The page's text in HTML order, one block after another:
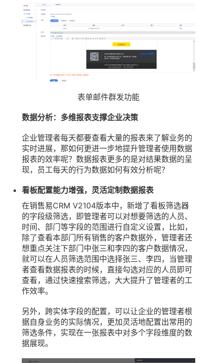
表单邮件群发功能
数据分析：多维报表支撑企业决策
企业管理者每天都要查看大量的报表来了解业务的
实时进展，那如何更进一步地提升管理者使用数据
报表的效率呢？数据报表更多的是对结果数据的呈
现，员工每天的行为数据如何有效分析呢？
看板配置能力增强，灵活定制数据报表
在销售易CRM V2104版本中，新增了看板筛选器
的字段级筛选，即管理者可以对想要筛选的人员、
时间、部门等字段的范围进行自定义设置，比如，
除了查看本部门所有销售的客户数据外，管理者还
想重点关注下部门中张三和李四的客户数据情况，
就可以在人员筛选范围中选择张三、李四，当管理
者查看数据报表的时候，直接勾选对应的人员即可
查看，通过快速搜索筛选，大大提升了管理者的工
作效率。
另外，跨实体字段的配置，可以让企业的管理者根
据自身业务的实际情况，更加灵活地配置出常用的
筛选条件，实现在一张报表中对多个字段维度的数
据展现。